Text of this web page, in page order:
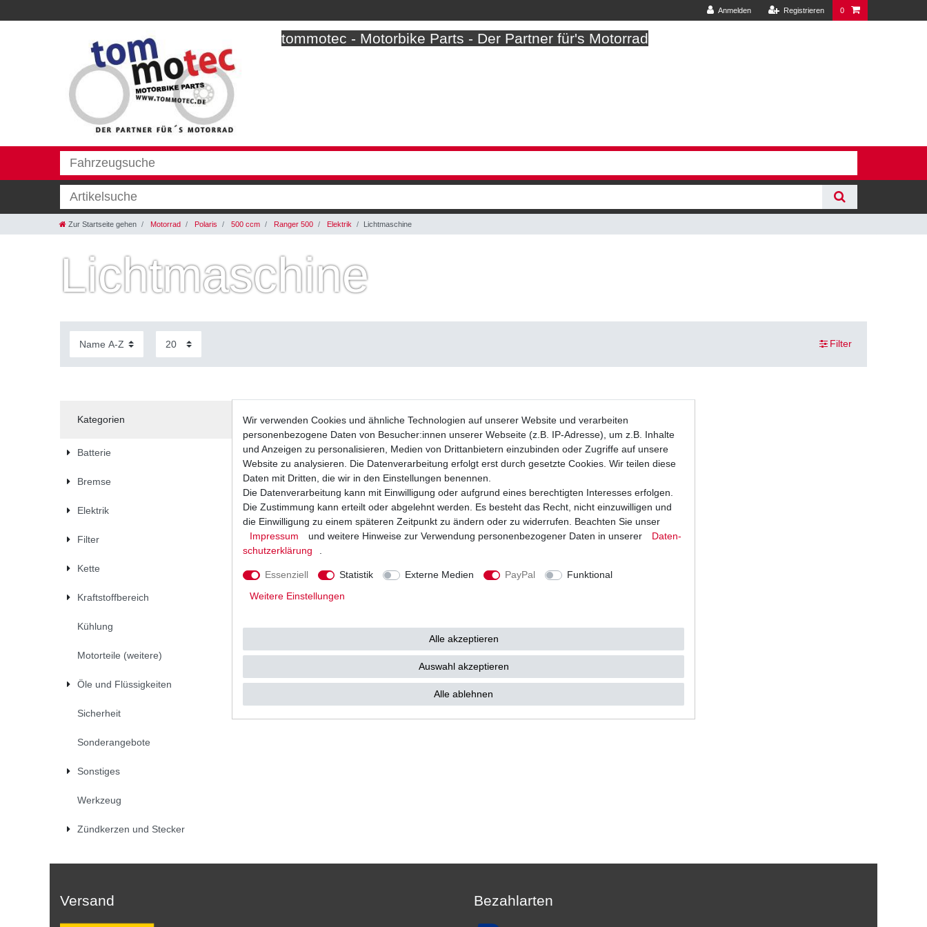
Anmelden Registrieren 0
tommotec - Motorbike Parts - Der Partner für's Motorrad
Zur Startseite gehen Motorrad Polaris 500 ccm Ranger 500 Elektrik Lichtmaschine
Lichtmaschine
Filter
Kategorien
Batterie
Bremse
Elektrik
Filter
Kette
Kraftstoffbereich
Kühlung
Motorteile (weitere)
Öle und Flüssigkeiten
Sicherheit
Sonderangebote
Sonstiges
Werkzeug
Zündkerzen und Stecker
Stator Lichtmaschine Polaris Sportsman 500 2006-
179,00 € *
*inkl. ges. MwSt.zzgl.Versandkosten
129,80 € *
1 Stück
*inkl. ges. MwSt.zzgl.Versandkosten
Versand Bezahlarten
Wir verwenden Cookies und ähnliche Technologien auf unserer Website und verarbeiten
personenbezogene Daten von Besucher:innen unserer Webseite (z.B. IP-Adresse), um z.B. Inhalte
und Anzeigen zu personalisieren, Medien von Drittanbietern einzubinden oder Zugriffe auf unsere
Website zu analysieren. Die Datenverarbeitung erfolgt erst durch gesetzte Cookies. Wir teilen diese
Daten mit Dritten, die wir in den Einstellungen benennen.
Die Datenverarbeitung kann mit Einwilligung oder aufgrund eines berechtigten Interesses erfolgen.
Die Zustimmung kann erteilt oder abgelehnt werden. Es besteht das Recht, nicht einzuwilligen und
die Einwilligung zu einem späteren Zeitpunkt zu ändern oder zu widerrufen. Beachten Sie unser
Impressum
und weitere Hinweise zur Verwendung personenbezogener Daten in unserer
Daten­
schutz­erklärung
Essenziell Statistik Externe Medien PayPal
Funktional
Weitere Einstellungen
Alle akzeptieren
Auswahl akzeptieren
Alle ablehnen